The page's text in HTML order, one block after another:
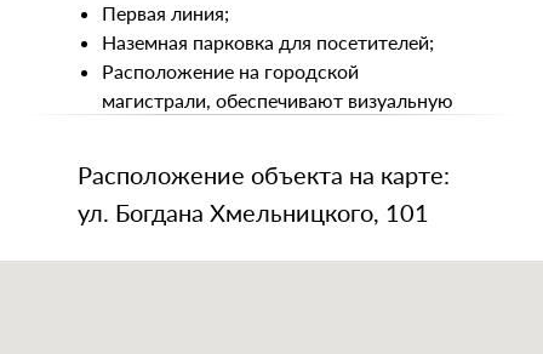
Первая линия;
Наземная парковка для посетителей;
Расположение на городской
магистрали, обеспечивают визуальную
Расположение объекта на карте:
ул. Богдана Хмельницкого, 101